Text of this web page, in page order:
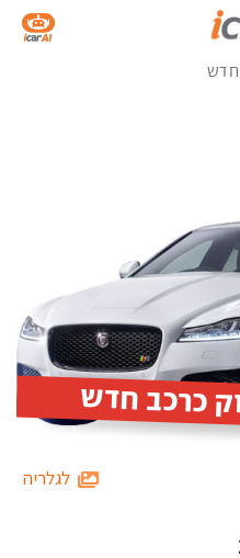
כרכב חדש
לגלריה